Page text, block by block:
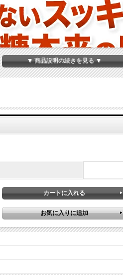
▼ 商品説明の続きを見る ▼